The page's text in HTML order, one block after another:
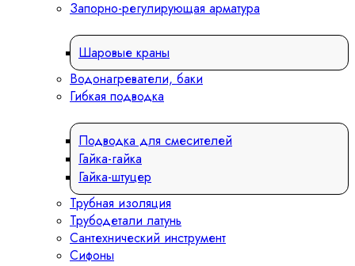
Запорно-регулирующая арматура
Шаровые краны
Водонагреватели, баки
Гибкая подводка
Подводка для смесителей
Гайка-гайка
Гайка-штуцер
Трубная изоляция
Трубодетали латунь
Сантехнический инструмент
Сифоны